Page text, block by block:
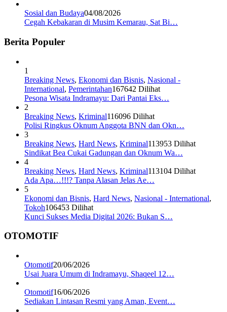
Sosial dan Budaya04/08/2026
Cegah Kebakaran di Musim Kemarau, Sat Bi…
Berita Populer
1
Breaking News, Ekonomi dan Bisnis, Nasional -
International, Pemerintahan167642 Dilihat
Pesona Wisata Indramayu: Dari Pantai Eks…
2
Breaking News, Kriminal116096 Dilihat
Polisi Ringkus Oknum Anggota BNN dan Okn…
3
Breaking News, Hard News, Kriminal113953 Dilihat
Sindikat Bea Cukai Gadungan dan Oknum Wa…
4
Breaking News, Hard News, Kriminal113104 Dilihat
Ada Apa…!!!? Tanpa Alasan Jelas Ae…
5
Ekonomi dan Bisnis, Hard News, Nasional - International,
Tokoh106453 Dilihat
Kunci Sukses Media Digital 2026: Bukan S…
OTOMOTIF
Otomotif20/06/2026
Usai Juara Umum di Indramayu, Shaqeel 12…
Otomotif16/06/2026
Sediakan Lintasan Resmi yang Aman, Event…